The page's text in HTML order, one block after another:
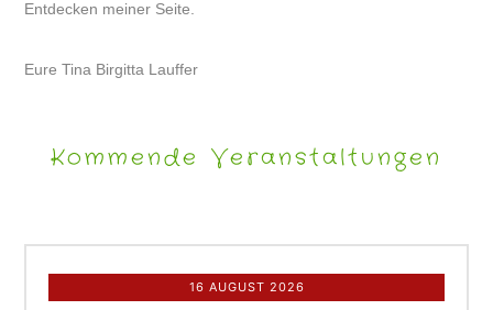
Entdecken meiner Seite.
Eure Tina Birgitta Lauffer
Kommende Veranstaltungen
16 AUGUST 2026